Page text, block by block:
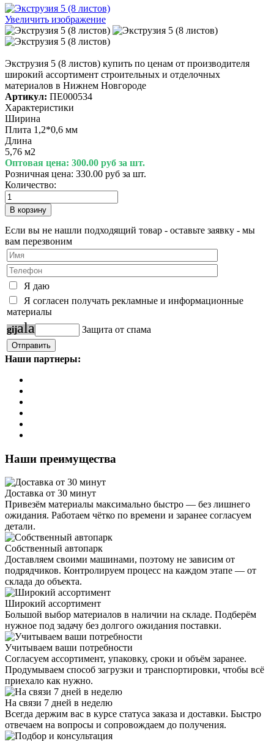
Увеличить изображение
Экструзия 5 (8 листов) купить по ценам от производителя
широкий ассортимент строительных и отделочных
материалов в Нижнем Новгороде
Артикул: ПЕ000534
Характеристики
Ширина
Плита 1,2*0,6 мм
Длина
5,76 м2
Оптовая цена: 300.00 руб за шт.
Розничная цена: 330.00 руб за шт.
Количество:
Если вы не нашли подходящий товар - оставьте заявку - мы
вам перезвоним
Я даю
Я согласен получать рекламные и информационные
материалы
gijala Защита от спама
Наши партнеры:
Наши преимущества
Доставка от 30 минут
Привезём материалы максимально быстро — без лишнего
ожидания. Работаем чётко по времени и заранее согласуем
детали.
Собственный автопарк
Доставляем своими машинами, поэтому не зависим от
подрядчиков. Контролируем процесс на каждом этапе — от
склада до объекта.
Широкий ассортимент
Большой выбор материалов в наличии на складе. Подберём
нужное под задачу без долгого ожидания поставки.
Учитываем ваши потребности
Согласуем ассортимент, упаковку, сроки и объём заранее.
Продумываем способ загрузки и транспортировки, чтобы всё
приехало как нужно.
На связи 7 дней в неделю
Всегда держим вас в курсе статуса заказа и доставки. Быстро
отвечаем на вопросы и сопровождаем до получения.